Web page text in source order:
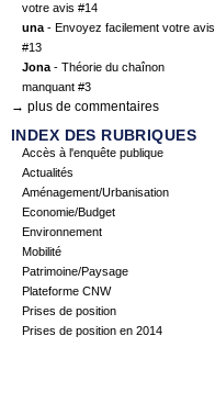
votre avis #14
una - Envoyez facilement votre avis
#13
Jona - Théorie du chaînon
manquant #3
→ plus de commentaires
INDEX DES RUBRIQUES
Accès à l'enquête publique
Actualités
Aménagement/Urbanisation
Economie/Budget
Environnement
Mobilité
Patrimoine/Paysage
Plateforme CNW
Prises de position
Prises de position en 2014